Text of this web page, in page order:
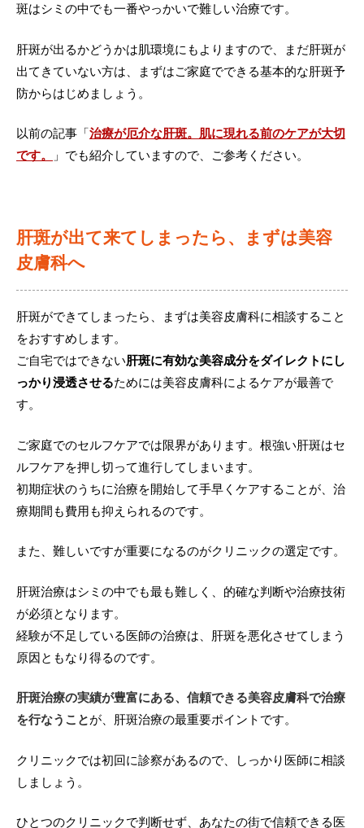
斑はシミの中でも一番やっかいで難しい治療です。
肝斑が出るかどうかは肌環境にもよりますので、まだ肝斑が
出てきていない方は、まずはご家庭でできる基本的な肝斑予
防からはじめましょう。
以前の記事「治療が厄介な肝斑。肌に現れる前のケアが大切
です。
」でも紹介していますので、ご参考ください。
肝斑が出て来てしまったら、まずは美容
皮膚科へ
肝斑ができてしまったら、まずは美容皮膚科に相談すること
をおすすめします。
ご自宅ではできない肝斑に有効な美容成分をダイレクトにし
っかり浸透させるためには美容皮膚科によるケアが最善で
す。
ご家庭でのセルフケアでは限界があります。根強い肝斑はセ
ルフケアを押し切って進行してしまいます。
初期症状のうちに治療を開始して手早くケアすることが、治
療期間も費用も抑えられるのです。
また、難しいですが重要になるのがクリニックの選定です。
肝斑治療はシミの中でも最も難しく、的確な判断や治療技術
が必須となります。
経験が不足している医師の治療は、肝斑を悪化させてしまう
原因ともなり得るのです。
肝斑治療の実績が豊富にある、信頼できる美容皮膚科で治療
を行なうことが、肝斑治療の最重要ポイントです。
クリニックでは初回に診察があるので、しっかり医師に相談
しましょう。
ひとつのクリニックで判断せず、あなたの街で信頼できる医